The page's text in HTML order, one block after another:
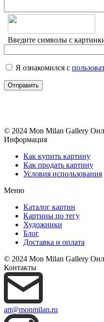
Введите символы с
Я ознакомился с
© 2024 Mon Milan Gallery
Информация
Как купить картину
Как продать картину
Условия использования
Меню
Каталог картин
Картины по тегу
Художники
Блог
Доставка и оплата
© 2024 Mon Milan Gallery
Контакты
art@monmilan.ru